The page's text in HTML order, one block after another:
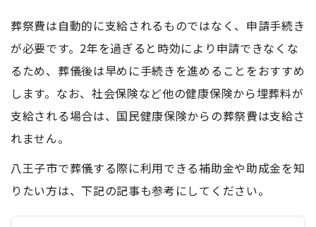
葬祭費は自動的に支給されるものではなく、申請手続き
が必要です。2年を過ぎると時効により申請できなくな
るため、葬儀後は早めに手続きを進めることをおすすめ
します。なお、社会保険など他の健康保険から埋葬料が
支給される場合は、国民健康保険からの葬祭費は支給さ
れません。
八王子市で葬儀する際に利用できる補助金や助成金を知
りたい方は、下記の記事も参考にしてください。